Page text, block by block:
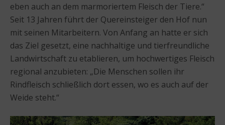
eben auch an dem marmoriertem Fleisch der Tiere.“
Seit 13 Jahren führt der Quereinsteiger den Hof nun
mit seinen Mitarbeitern. Von Anfang an hatte er sich
das Ziel gesetzt, eine nachhaltige und tierfreundliche
Landwirtschaft zu etablieren, um hochwertiges Fleisch
regional anzubieten: „Die Menschen sollen ihr
Rindfleisch schließlich dort essen, wo es auch auf der
Weide steht.“